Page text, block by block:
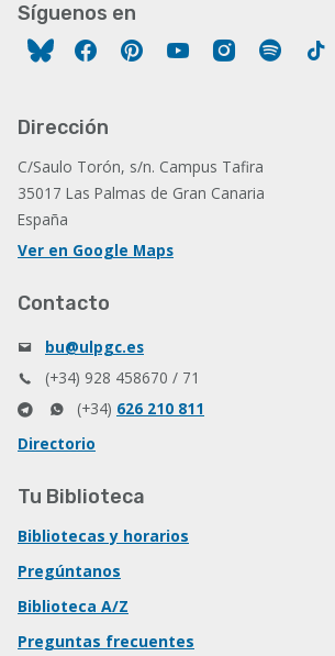
Síguenos en
FacebookPinterestYouTubeInstagram
Spotify
Dirección
C/Saulo Torón, s/n. Campus Tafira
35017 Las Palmas de Gran Canaria
España
Ver en Google Maps
Contacto
bu@ulpgc.es
(+34) 928 458670 / 71
(+34) 626 210 811
Directorio
Tu Biblioteca
Bibliotecas y horarios
Pregúntanos
Biblioteca A/Z
Preguntas frecuentes